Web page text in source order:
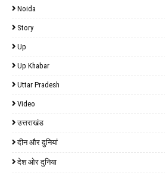
Noida
Story
Up
Up Khabar
Uttar Pradesh
Video
उत्तराखंड
दीन और दुनियां
देश ओर दुनिया